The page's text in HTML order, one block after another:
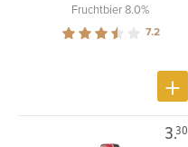
Fruchtbier 8.0%
7.2
3.30